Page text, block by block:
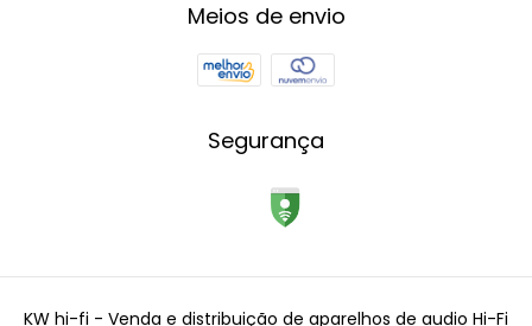
Meios de envio
Segurança
KW hi-fi - Venda e distribuição de aparelhos de audio Hi-Fi